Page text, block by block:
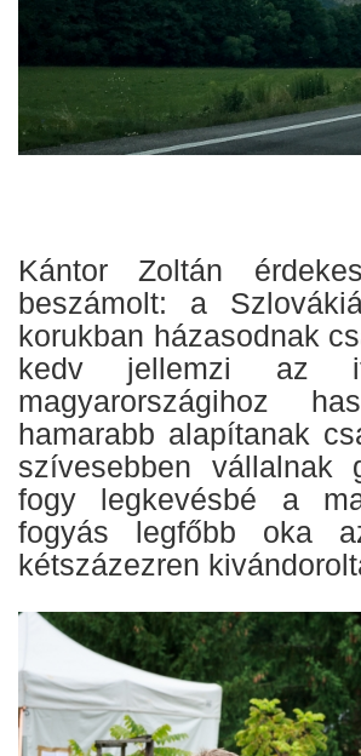
Kántor Zoltán
beszámolt: a
korukban házasodnak
kedv jellemzi az
magyarországihoz
hamarabb alapítanak
szívesebben vállalnak
fogy legkevésbé a
fogyás legfőbb oka
kétszázezren